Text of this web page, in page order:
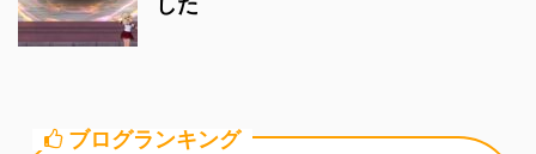
ブログランキング